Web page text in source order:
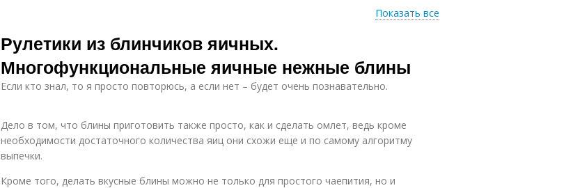
завтрак
Показать все
Рулетики из блинчиков яичных.
Многофункциональные яичные нежные блины
Если кто знал, то я просто повторюсь, а если нет – будет очень познавательно.
Дело в том, что блины приготовить также просто, как и сделать омлет, ведь кроме
необходимости достаточного количества яиц они схожи еще и по самому алгоритму
выпечки.
Кроме того, делать вкусные блины можно не только для простого чаепития, но и